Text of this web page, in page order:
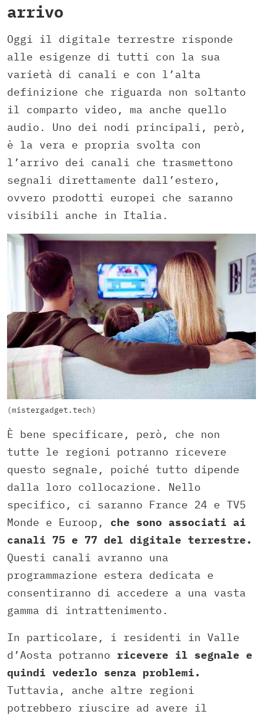
arrivo
Oggi il digitale terrestre risponde
alle esigenze di tutti con la sua
varietà di canali e con l’alta
definizione che riguarda non soltanto
il comparto video, ma anche quello
audio. Uno dei nodi principali, però,
è la vera e propria svolta con
l’arrivo dei canali che trasmettono
segnali direttamente dall’estero,
ovvero prodotti europei che saranno
visibili anche in Italia.
(mistergadget.tech)
È bene specificare, però, che non
tutte le regioni potranno ricevere
questo segnale, poiché tutto dipende
dalla loro collocazione. Nello
specifico, ci saranno France 24 e TV5
Monde e Euroop, che sono associati ai
canali 75 e 77 del digitale terrestre.
Questi canali avranno una
programmazione estera dedicata e
consentiranno di accedere a una vasta
gamma di intrattenimento.
In particolare, i residenti in Valle
d’Aosta potranno ricevere il segnale e
quindi vederlo senza problemi.
Tuttavia, anche altre regioni
potrebbero riuscire ad avere il